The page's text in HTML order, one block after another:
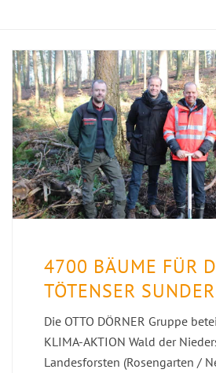
4700 BÄUME FÜR
TÖTENSER SUNDER
Die OTTO DÖRNER Gruppe
KLIMA-AKTION Wald der
Landesforsten (Rosengarten /